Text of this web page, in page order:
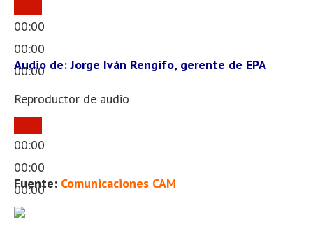
00:00
00:00
00:00
Audio de: Jorge Iván Rengifo, gerente de EPA
Reproductor de audio
00:00
00:00
00:00
Fuente: Comunicaciones CAM